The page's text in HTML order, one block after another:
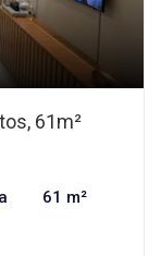
61m²
61 m²